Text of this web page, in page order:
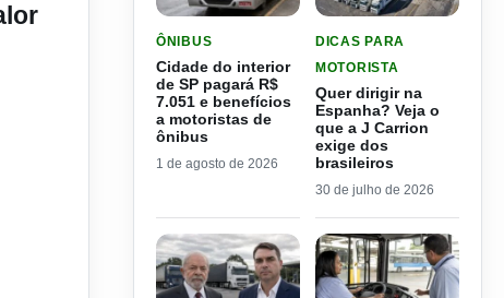
ÔNIBUS
Cidade do interior
de SP pagará R$
7.051 e benefícios
a motoristas de
ônibus
1 de agosto de 2026
DICAS PARA
MOTORISTA
Quer dirigir na
Espanha? Veja o
que a J Carrion
exige dos
brasileiros
30 de julho de 2026